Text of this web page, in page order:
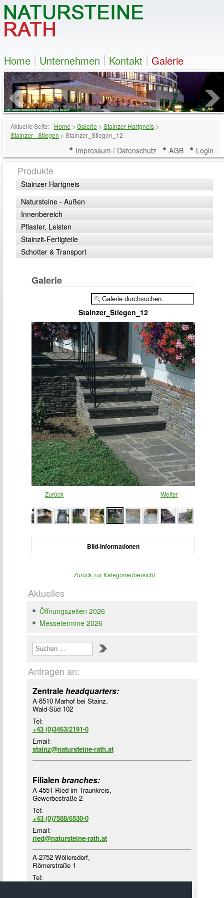
Loading ...
Home Unternehmen Kontakt Galerie
Aktuelle Seite: Home > Galerie > Stainzer Hartgneis >
Stainzer - Stiegen > Stainzer_Stiegen_12
Impressum / Datenschutz AGB Login
Produkte
Stainzer Hartgneis
Natursteine - Außen
Innenbereich
Pflaster, Leisten
Stainzit-Fertigteile
Schotter & Transport
Galerie
Stainzer_Stiegen_12
Zurück Weiter
Bild-Informationen
Zurück zur Kategorieübersicht
Aktuelles
Öffnungszeiten 2026
Messetermine 2026
Anfragen an:
Zentraleheadquarters:
A-8510 Marhof bei Stainz,
Wald-Süd 102
Tel:
+43 (0)3463/2191-0
Email:
stainz@natursteine-rath.at
Filialen branches:
A-4551 Ried im Traunkreis,
Gewerbestraße 2
Tel:
+43 (0)7588/6530-0
Email:
ried@natursteine-rath.at
A-2752 Wöllersdorf,
Römerstraße 1
Tel: